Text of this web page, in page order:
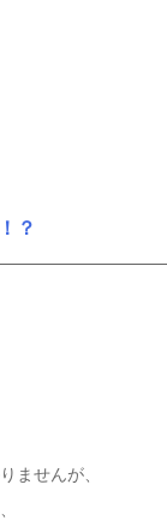
？
ませんが、